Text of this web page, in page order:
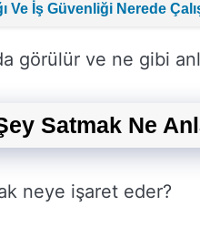
Ve İş Güvenliği Nerede
görülür ve ne gibi
Satmak Ne
neye işaret eder?